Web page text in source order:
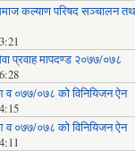
कल्याण परिषद सञ्चालन
प्रवाह मापदण्ड २०७७/०७८
०७७/०७८ को विनियिजन ऐन
०७७/०७८ को विनियिजन ऐन